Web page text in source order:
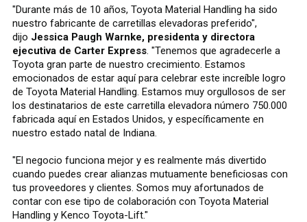
"Durante más de 10 años, Toyota Material Handling ha sido
nuestro fabricante de carretillas elevadoras preferido",
dijo Jessica Paugh Warnke, presidenta y directora
ejecutiva de Carter Express. "Tenemos que agradecerle a
Toyota gran parte de nuestro crecimiento. Estamos
emocionados de estar aquí para celebrar este increíble logro
de Toyota Material Handling. Estamos muy orgullosos de ser
los destinatarios de este carretilla elevadora número 750.000
fabricada aquí en Estados Unidos, y específicamente en
nuestro estado natal de Indiana.
"El negocio funciona mejor y es realmente más divertido
cuando puedes crear alianzas mutuamente beneficiosas con
tus proveedores y clientes. Somos muy afortunados de
contar con ese tipo de colaboración con Toyota Material
Handling y Kenco Toyota-Lift."